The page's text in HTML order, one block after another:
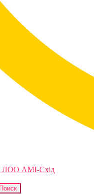
ЛОО АМІ-Схід